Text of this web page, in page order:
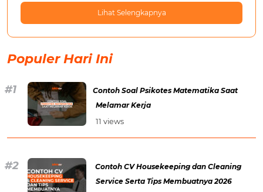
Lihat Selengkapnya
Populer Hari Ini
Contoh Soal Psikotes Matematika Saat
Melamar Kerja
11 views
Contoh CV Housekeeping dan Cleaning
Service Serta Tips Membuatnya 2026